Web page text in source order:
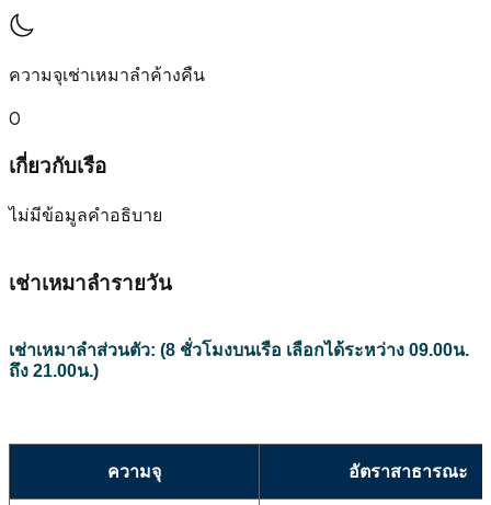
ความจุเช่าเหมาลำค้างคืน
0
เกี่ยวกับเรือ
ไม่มีข้อมูลคำอธิบาย
เช่าเหมาลำรายวัน
เช่าเหมาลำส่วนตัว: (8 ชั่วโมงบนเรือ เลือกได้ระหว่าง 09.00น.
ถึง 21.00น.)
ความจุ อัตราสาธารณะ